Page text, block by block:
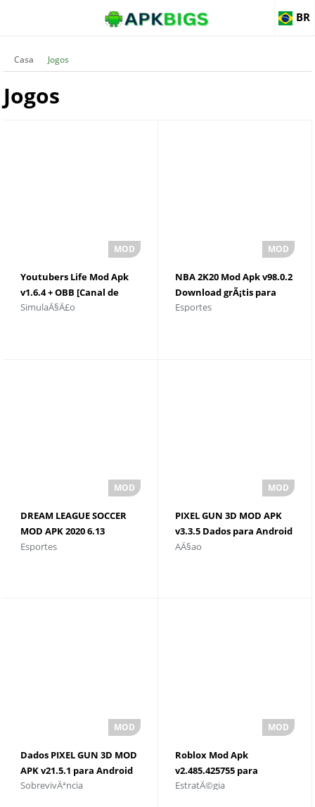
BR
Casa Jogos
Jogos
Youtubers Life Mod Apk
v1.6.4 + OBB [Canal de
jogos] para Android
SimulaÃ§Ã£o
NBA 2K20 Mod Apk v98.0.2
Download grÃ¡tis para
Android
Esportes
DREAM LEAGUE SOCCER
MOD APK 2020 6.13
(Dinheiro) + Dados
Esportes
PIXEL GUN 3D MOD APK
v3.3.5 Dados para Android
e download
AÃ§ao
Dados PIXEL GUN 3D MOD
APK v21.5.1 para Android
e download
SobrevivÃªncia
Roblox Mod Apk
v2.485.425755 para
Android e download
EstratÃ©gia